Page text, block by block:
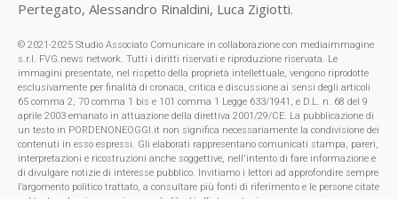
Pertegato, Alessandro Rinaldini, Luca Zigiotti.
© 2021-2025 Studio Associato Comunicare in collaborazione con mediaimmagine
s.r.l. FVG.news network. Tutti i diritti riservati e riproduzione riservata. Le
immagini presentate, nel rispetto della proprietà intellettuale, vengono riprodotte
esclusivamente per finalità di cronaca, critica e discussione ai sensi degli articoli
65 comma 2, 70 comma 1 bis e 101 comma 1 Legge 633/1941, e D.L. n. 68 del 9
aprile 2003 emanato in attuazione della direttiva 2001/29/CE. La pubblicazione di
un testo in PORDENONEOGGI.it non significa necessariamente la condivisione dei
contenuti in esso espressi. Gli elaborati rappresentano comunicati stampa, pareri,
interpretazioni e ricostruzioni anche soggettive, nell'intento di fare informazione e
di divulgare notizie di interesse pubblico. Invitiamo i lettori ad approfondire sempre
l’argomento politico trattato, a consultare più fonti di riferimento e le persone citate